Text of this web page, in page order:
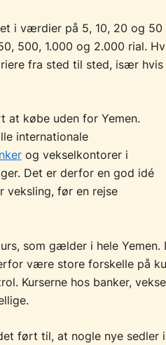
i værdier på 5, 10, 20 og 50
500, 1.000 og 2.000 rial.
fra sted til sted, især
købe uden for Yemen.
internationale
og vekselkontorer i
Det er derfor en god idé
veksling, før en rejse
som gælder i hele
være store forskelle på
Kurserne hos banker,
ført til, at nogle nye sedler